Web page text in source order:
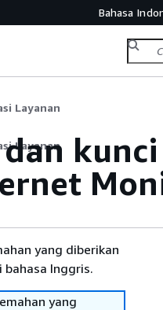
Bahasa
Layanan
Layanan
yang diberikan
Inggris.
yang